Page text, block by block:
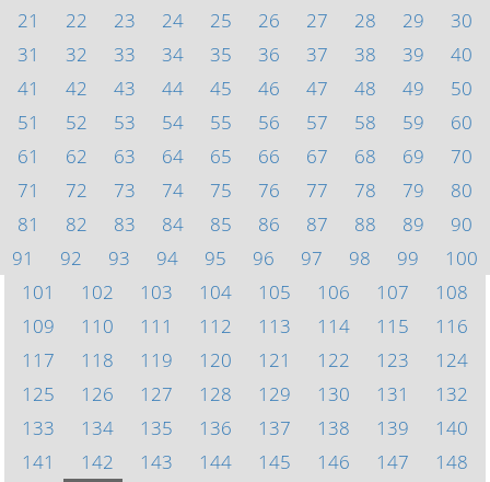
21
22 23 24 25 26 27 28 29
30
31
32 33 34 35 36 37 38 39
40
41
42 43 44 45 46 47 48 49
50
51
52 53 54 55 56 57 58 59
60
61
62 63 64 65 66 67 68 69
70
71
72 73 74 75 76 77 78 79
80
81
82 83 84 85 86 87 88 89
90
91
92 93 94 95 96 97 98 99
100
101
102 103 104 105 106 107
108
109
110 111 112 113 114 115
116
117
118 119 120 121 122 123
124
125
126 127 128 129 130 131
132
133
134 135 136 137 138 139
140
141
142 143 144 145 146 147
148